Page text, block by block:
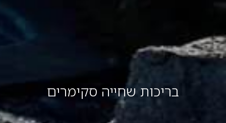
בריכות שחייה סקימרים